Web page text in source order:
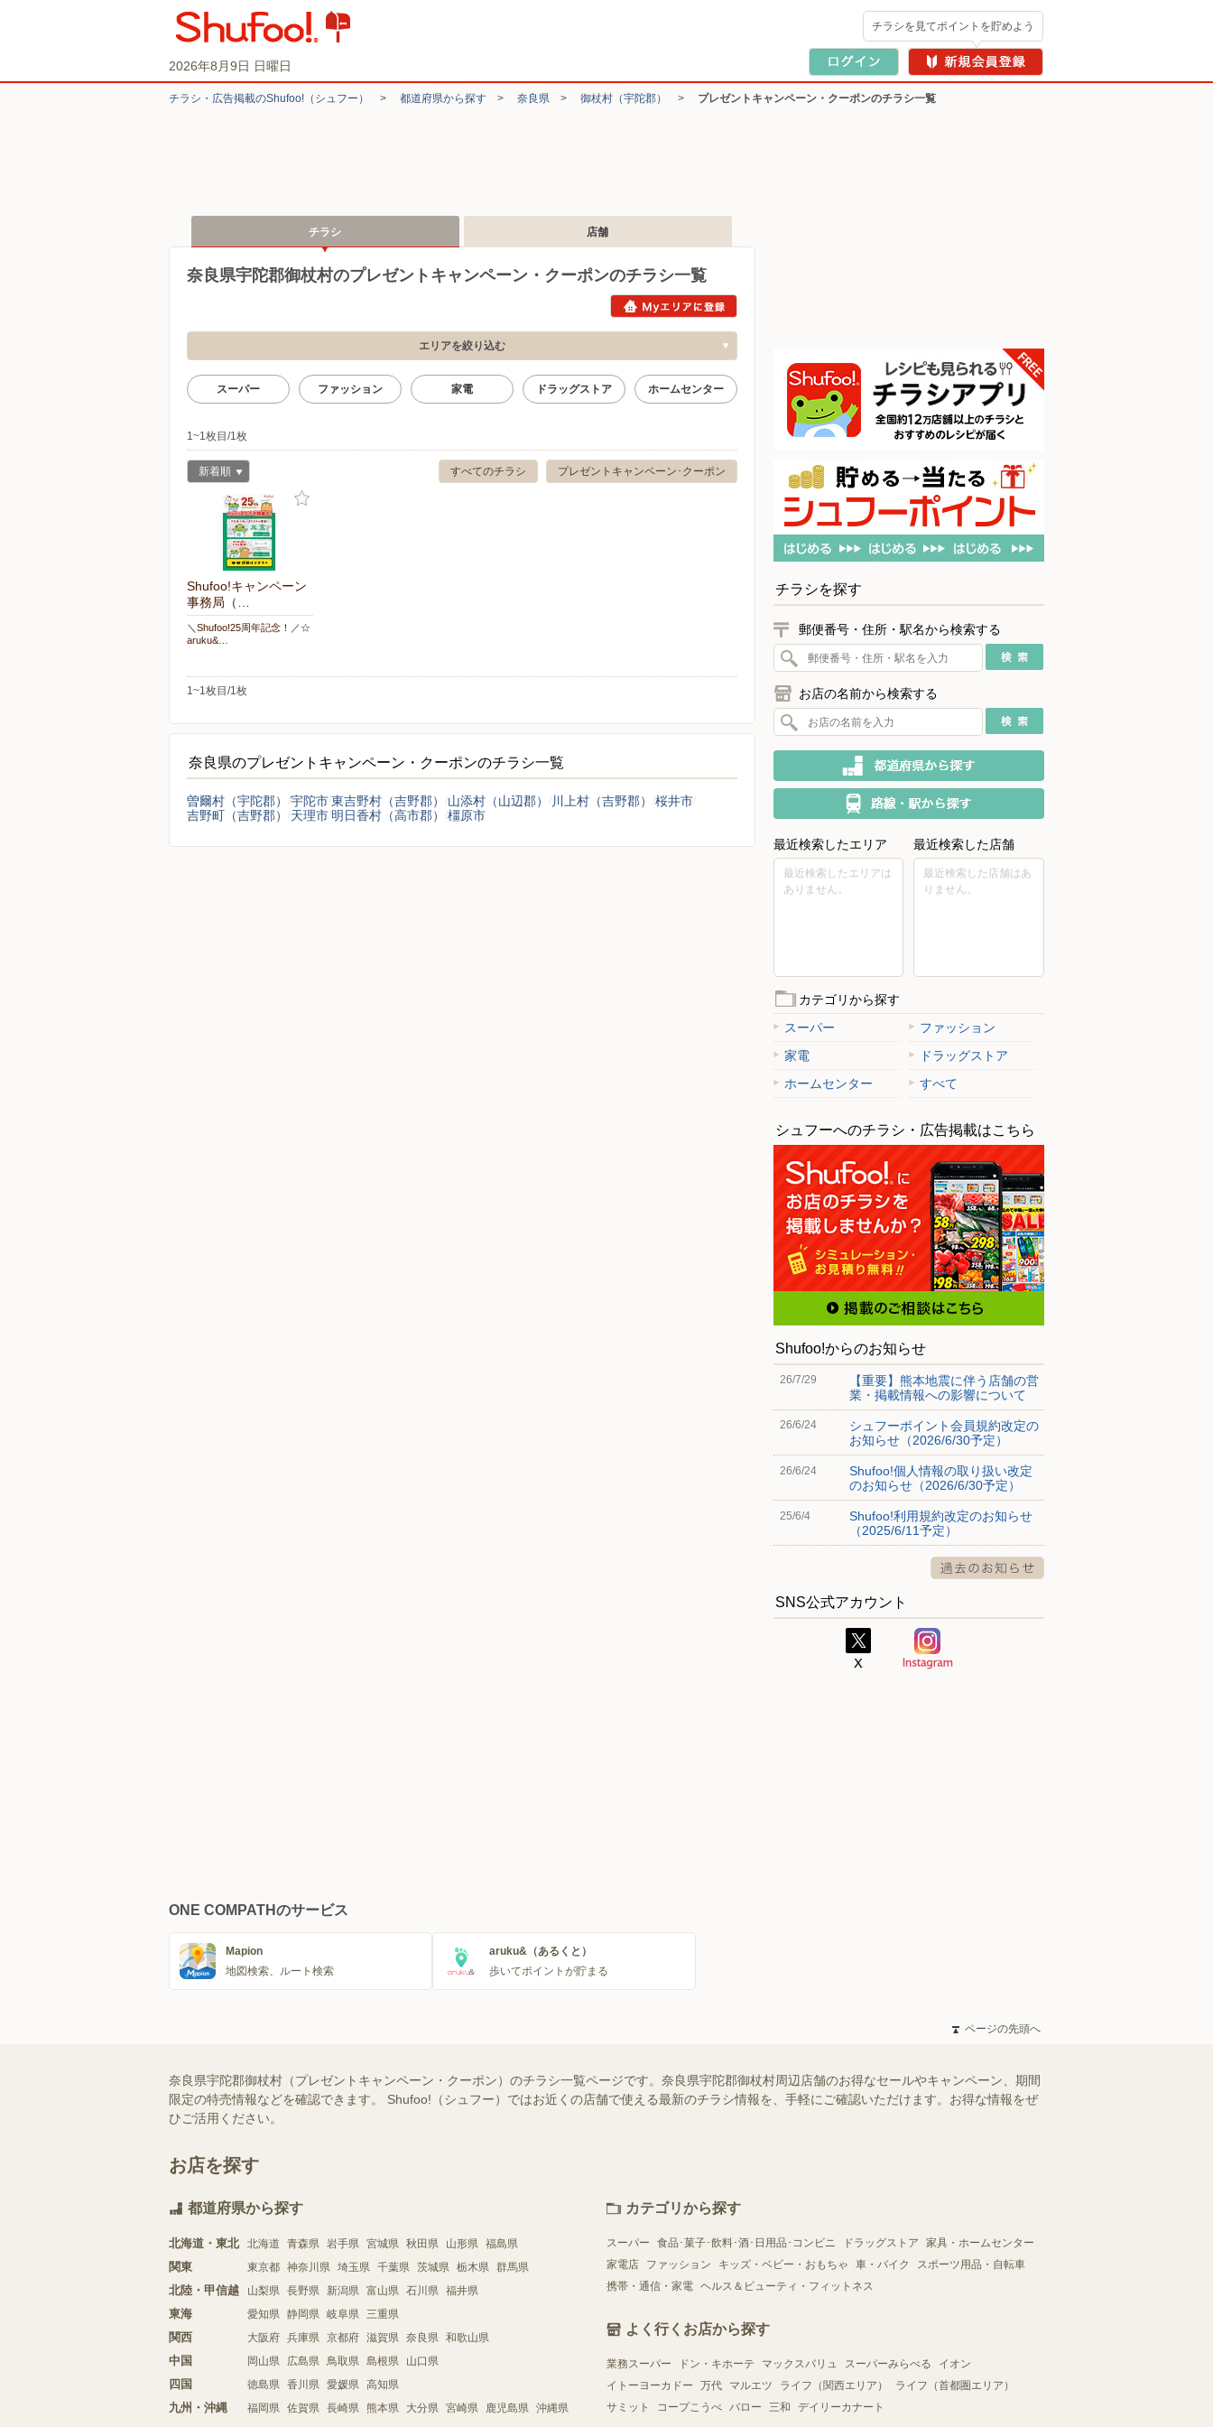
2026年8月9日 日曜日
チラシを見てポイントを貯めよう
チラシ・​広告掲載の​Shufoo!​（シュフー） > 都道府県から探す > 奈良県 > 御杖村（宇陀郡） > プレゼントキャンペーン・クーポンのチラシ一覧
チラシ 店舗
奈良県宇陀郡御杖村のプレゼントキャンペーン・クーポンのチラシ一覧
エリアを絞り込む
スーパー ファッション 家電 ドラッグストア ホームセンター
1~1枚目/1枚
プレゼントキャンペーン･クーポン
すべてのチラシ
新着順
Shufoo!キャンペーン
事務局（…
＼Shufoo!25周年記念！／☆
aruku&…
1~1枚目/1枚
奈良県のプレゼントキャンペーン・クーポンのチラシ一覧
曽爾村（宇陀郡） 宇陀市東吉野村（吉野郡） 山添村（山辺郡） 川上村（吉野郡）
桜井市
吉野町（吉野郡）
天理市 明日香村（高市郡） 橿原市
チラシを探す
郵便番号・住所・駅名から検索する
お店の名前から検索する
最近検索したエリア
最近検索したエリアは
ありません。
最近検索した店舗
最近検索した店舗はあ
りません。
カテゴリから探す
スーパー
ファッション
家電
ドラッグストア
ホームセンター
すべて
シュフーへのチラシ・広告掲載はこちら
Shufoo!からのお知らせ
26/7/29
【重要】熊本地震に伴う店舗の営
業・掲載情報への影響について
26/6/24
シュフーポイント会員規約改定の
お知らせ（2026/6/30予定）
26/6/24
Shufoo!個人情報の取り扱い改定
のお知らせ（2026/6/30予定）
25/6/4
Shufoo!利用規約改定のお知らせ
（2025/6/11予定）
SNS公式アカウント
ONE COMPATHのサービス
Mapion
地図検索、ルート検索
aruku&（あるくと）
歩いてポイントが貯まる
ページの先頭へ
奈良県宇陀郡御杖村（プレゼントキャンペーン・クーポン）のチラシ一覧ページです。奈良県宇陀郡御杖村周辺店舗のお得なセールやキャンペーン、期間
限定の特売情報などを確認できます。 Shufoo!（シュフー）ではお近くの店舗で使える最新のチラシ情報を、手軽にご確認いただけます。お得な情報をぜ
ひご活用ください。
お店を探す
都道府県から探す
北海道・東北 北海道 青森県 岩手県 宮城県 秋田県 山形県 福島県
関東 東京都 神奈川県 埼玉県 千葉県 茨城県 栃木県 群馬県
北陸・甲信越 山梨県 長野県 新潟県 富山県 石川県 福井県
東海 愛知県 静岡県 岐阜県 三重県
関西 大阪府 兵庫県 京都府 滋賀県 奈良県 和歌山県
中国 岡山県 広島県 鳥取県 島根県 山口県
四国 徳島県 香川県 愛媛県 高知県
九州・沖縄 福岡県 佐賀県 長崎県 熊本県 大分県 宮崎県 鹿児島県 沖縄県
カテゴリから探す
スーパー 食品･菓子･飲料･酒･日用品･コンビニ ドラッグストア
家具・ホームセンター
家電店
ファッション キッズ・ベビー・おもちゃ 車・バイク
スポーツ用品・自転車
携帯・通信・家電 ヘルス＆ビューティ・フィットネス
よく行くお店から探す
業務スーパー ドン・キホーテ マックスバリュ スーパーみらべる
イオン
イトーヨーカドー
万代 マルエツ ライフ（関西エリア）
ライフ（首都圏エリア）
サミット
コープこうべ バロー 三和 デイリーカナート